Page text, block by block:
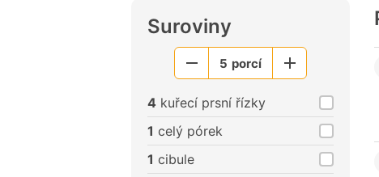
Suroviny
Menší5 porcí
Větší
4 kuřecí prsní řízky
1 celý pórek
1 cibule